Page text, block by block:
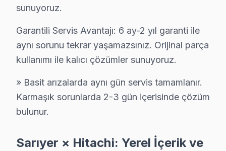
Rumelihisarı'de Hitachi TV ses ama görüntü yok
Rumelikavağı Hitachi Servis
Hitachi TV Rumelikavağı adresinde firmware
Tarabya Hitachi Servis
Hitachi TV'de T-Con kart arızası Tarabya mahallesinde
Uskumruköy Hitachi Servis
sunuyoruz.
Garantili Servis Avantajı: 6 ay-2 yıl garanti ile
aynı sorunu tekrar yaşamazsınız. Orijinal parça
kullanımı ile kalıcı çözümler sunuyoruz.
» Basit arızalarda aynı gün servis tamamlanır.
Karmaşık sorunlarda 2-3 gün içerisinde çözüm
bulunur.
Sarıyer × Hitachi: Yerel İçerik ve